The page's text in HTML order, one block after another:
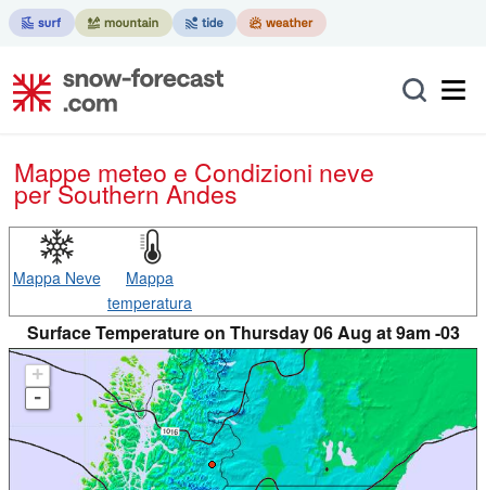
Mappe meteo e Condizioni neve
per Southern Andes
Mappa Neve
Mappa
temperatura
Surface Temperature on Thursday 06 Aug at 9am -03
+
-